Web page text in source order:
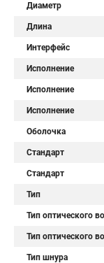
Диаметр
Длина
Интерфейс
Исполнение
Исполнение
Исполнение
Оболочка
Стандарт
Стандарт
Тип
Тип оптического
Тип оптического
Тип шнура